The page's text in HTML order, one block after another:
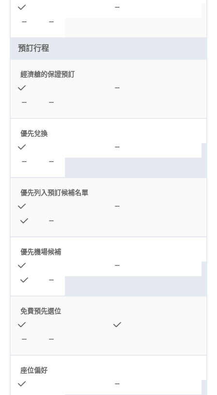
預訂行程
經濟艙的保證預訂
優先兌換
優先列入預訂候補名單
優先機場候補
免費預先選位
座位偏好